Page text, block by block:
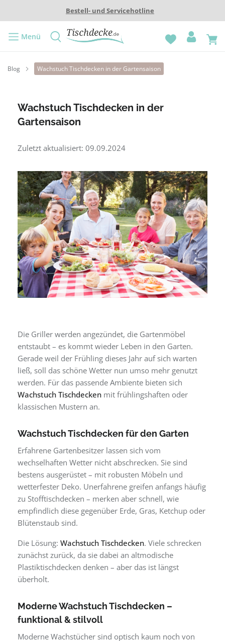
Bestell- und Servicehotline
Menü
Blog Wachstuch Tischdecken in der Gartensaison
Wachstuch Tischdecken in der
Gartensaison
Zuletzt aktualisiert: 09.09.2024
Die Griller werden angezündet, die Gartenmöbel
entstaubt – es kommt wieder Leben in den Garten.
Gerade weil der Frühling dieses Jahr auf sich warten
ließ, soll das schöne Wetter nun umso mehr genutzt
werden. Für das passende Ambiente bieten sich
Wachstuch Tischdecken mit frühlingshaften oder
klassischen Mustern an.
Wachstuch Tischdecken für den Garten
Erfahrene Gartenbesitzer lassen sich vom
wechselhaften Wetter nicht abschrecken. Sie sind
bestens ausgerüstet – mit robusten Möbeln und
wetterfester Deko. Unerfahrene greifen anfangs häufig
zu Stofftischdecken – merken aber schnell, wie
empfindlich diese gegenüber Erde, Gras, Ketchup oder
Blütenstaub sind.
Die Lösung: Wachstuch Tischdecken. Viele schrecken
zunächst zurück, da sie dabei an altmodische
Plastiktischdecken denken – aber das ist längst
überholt.
Moderne Wachstuch Tischdecken –
funktional & stilvoll
Moderne Wachstücher sind optisch kaum noch von